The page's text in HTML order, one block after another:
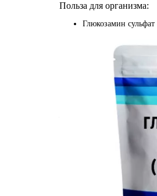
Польза для организма:
Глюкозамин сульфат
Предупреждает
Останавливает
Помогает
Глюкозамин входит в
Применение
Пауэрлифтинг,
таких ситуациях
Специалисты провели
принимать добавку
рекомендуется